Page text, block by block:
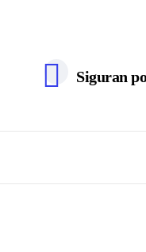
Siguran